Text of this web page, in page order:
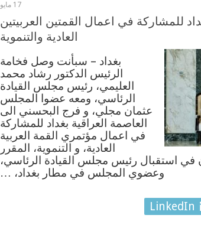
17 مايو
للمشاركة في اعمال القمتين العربيتين
العادية والتنموية
بغداد – سبأنت وصل فخامة
الرئيس الدكتور رشاد محمد
العليمي، رئيس مجلس القيادة
الرئاسي، ومعه عضوا المجلس
عثمان مجلي، و فرج البحسني الى
العاصمة العراقية بغداد للمشاركة
في اعمال مؤتمري القمة العربية
العادية، و التنموية، المقرر
في استقبال رئيس مجلس القيادة الرئاسي،
وعضوي المجلس ‎في مطار بغداد، …
LinkedIn